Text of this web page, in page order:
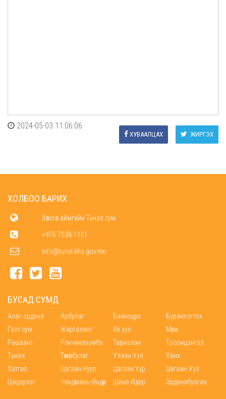
2024-05-03 11:06:06
ЖИРГЭХ
ХУВААЛЦАХ
ХОЛБОО БАРИХ
Хөвсгөл аймгийн Түнэл сум
+976 7038-1101
info@tunel.khs.gov.mn
БУСАД СУМД
Алаг-эрдэнэ Арбулаг Баянзүрх
Бүрэнтогтох
Галт сум
Жаргалант Их уул
Мөрөн
Рашаант
Ренчинлхүмбэ Тариалан
Тосонцэнгэл
Түнэл
Төмөрбулаг Улаан Уул
Ханх
Хатгал
Цагаан Нуур Цагаан Үүр
Цагаан-Уул
Цэцэрлэг
Чандмань-Өндөр Шинэ-Идэр Эрдэнэбулган